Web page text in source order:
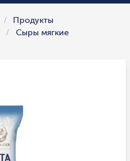
Продукты
Сыры мягкие